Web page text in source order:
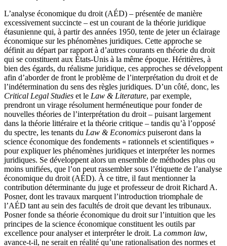
L’analyse économique du droit (AÉD) – présentée de manière
excessivement succincte – est un courant de la théorie juridique
étasunienne qui, à partir des années 1950, tente de jeter un éclairage
économique sur les phénomènes juridiques. Cette approche se
définit au départ par rapport à d’autres courants en théorie du droit
qui se constituent aux États-Unis à la même époque. Héritières, à
bien des égards, du réalisme juridique, ces approches se développent
afin d’aborder de front le problème de l’interprétation du droit et de
l’indétermination du sens des règles juridiques. D’un côté, donc, les
Critical Legal Studies et le Law & Literature, par exemple,
prendront un virage résolument herméneutique pour fonder de
nouvelles théories de l’interprétation du droit – puisant largement
dans la théorie littéraire et la théorie critique – tandis qu’à l’opposé
du spectre, les tenants du Law & Economics puiseront dans la
science économique des fondements « rationnels et scientifiques »
pour expliquer les phénomènes juridiques et interpréter les normes
juridiques. Se développent alors un ensemble de méthodes plus ou
moins unifiées, que l’on peut rassembler sous l’étiquette de l’analyse
économique du droit (AÉD). À ce titre, il faut mentionner la
contribution déterminante du juge et professeur de droit Richard A.
Posner, dont les travaux marquent l’introduction triomphale de
l’AÉD tant au sein des facultés de droit que devant les tribunaux.
Posner fonde sa théorie économique du droit sur l’intuition que les
principes de la science économique constituent les outils par
excellence pour analyser et interpréter le droit. La common law,
avance-t-il, ne serait en réalité qu’une rationalisation des normes et